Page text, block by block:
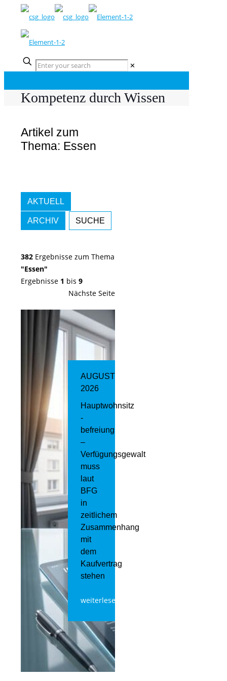
✕
Kompetenz durch Wissen
Artikel zum
Thema: Essen
AKTUELL
ARCHIV SUCHE
382 Ergebnisse zum Thema
"Essen"
Ergebnisse 1 bis 9
Nächste Seite
AUGUST
2026
Hauptwohnsitz​
­
befreiung
–
Verfügungsgewalt
muss
laut
BFG
in
zeitlichem
Zusammenhang
mit
dem
Kaufvertrag
stehen
weiterlesen